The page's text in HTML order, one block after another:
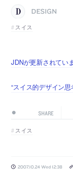
DESIGN
スイス
JDNが更新されてい
“スイス的デザイン思
SHARE
スイス
2007.10.24 Wed 12:38